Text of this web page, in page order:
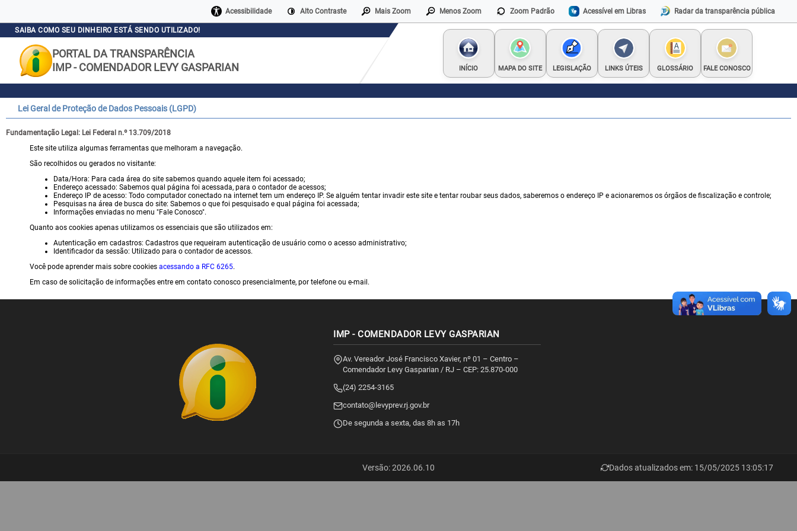
Acessibilidade Alto Contraste Mais Zoom Menos Zoom Zoom Padrão Acessível em Libras Radar da transparência pública
SAIBA COMO SEU DINHEIRO ESTÁ SENDO UTILIZADO!
PORTAL DA TRANSPARÊNCIA
IMP - COMENDADOR LEVY GASPARIAN
INÍCIO MAPA DO SITE LEGISLAÇÃO LINKS ÚTEIS GLOSSÁRIO FALE CONOSCO
Lei Geral de Proteção de Dados Pessoais (LGPD)
Fundamentação Legal: Lei Federal n.º 13.709/2018
Este site utiliza algumas ferramentas que melhoram a navegação.
São recolhidos ou gerados no visitante:
Data/Hora: Para cada área do site sabemos quando aquele item foi acessado;
Endereço acessado: Sabemos qual página foi acessada, para o contador de acessos;
Endereço IP de acesso: Todo computador conectado na internet tem um endereço IP. Se alguém tentar invadir este site e tentar roubar seus dados, saberemos o endereço IP e acionaremos os órgãos de fiscalização e controle;
Pesquisas na área de busca do site: Sabemos o que foi pesquisado e qual página foi acessada;
Informações enviadas no menu "Fale Conosco".
Quanto aos cookies apenas utilizamos os essenciais que são utilizados em:
Autenticação em cadastros: Cadastros que requeiram autenticação de usuário como o acesso administrativo;
Identificador da sessão: Utilizado para o contador de acessos.
Você pode aprender mais sobre cookies acessando a RFC 6265.
Em caso de solicitação de informações entre em contato conosco presencialmente, por telefone ou e-mail.
IMP - COMENDADOR LEVY GASPARIAN
Av. Vereador José Francisco Xavier, nº 01 – Centro –
Comendador Levy Gasparian / RJ – CEP: 25.870-000
(24) 2254-3165
contato@levyprev.rj.gov.br
De segunda a sexta, das 8h as 17h
Versão: 2026.06.10 Dados atualizados em: 15/05/2025 13:05:17